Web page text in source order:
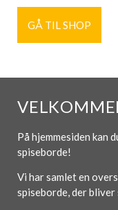
GÅ TIL SHOP
På hjemmesiden kan
spiseborde!
Vi har samlet en
spiseborde, der